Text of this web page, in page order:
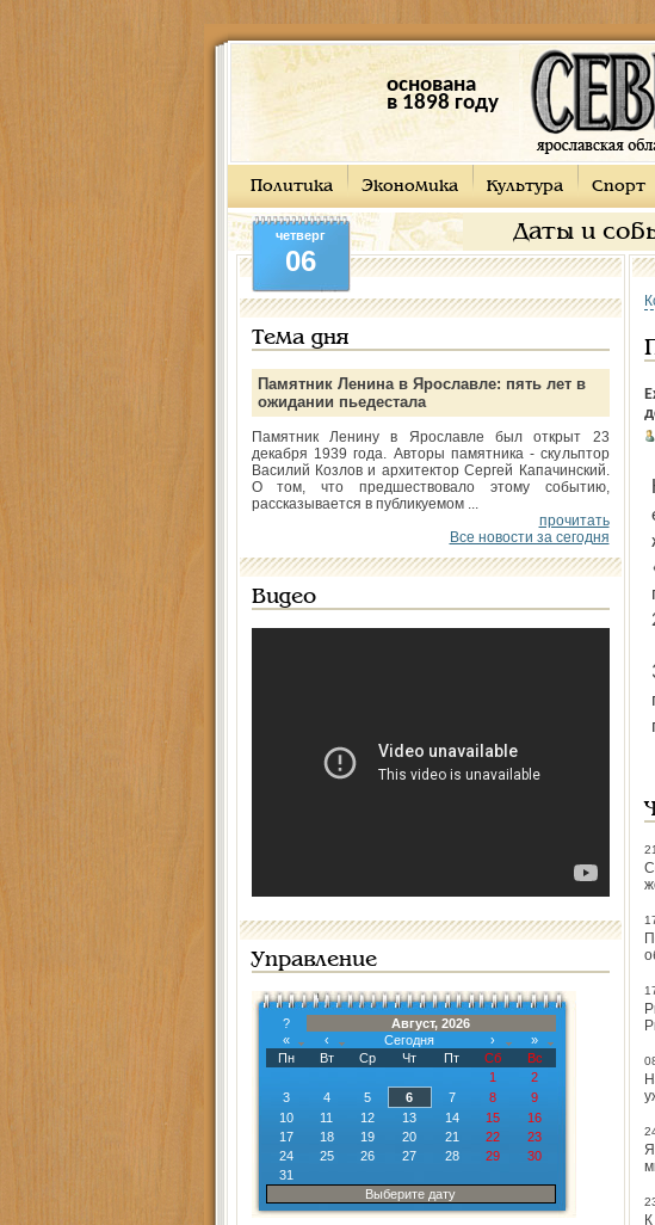
основана
в 1898 году
Политика Экономика Культура Спорт
Даты и
четверг
06
Тема дня
Памятник Ленина в Ярославле: пять лет в
ожидании пьедестала
Памятник Ленину в Ярославле был открыт 23
декабря 1939 года. Авторы памятника - скульптор
Василий Козлов и архитектор Сергей Капачинский.
О том, что предшествовало этому событию,
рассказывается в публикуемом ...
прочитать
Все новости за сегодня
Видео
Управление
?
Август, 2026
«
‹ Сегодня ›
»
Пн
Вт Ср Чт Пт Сб
Вс
1
2
3
4 5 6 7 8
9
10
11 12 13 14 15
16
17
18 19 20 21 22
23
24
25 26 27 28 29
30
31
Выберите дату
Несколько лет
30 тысяч